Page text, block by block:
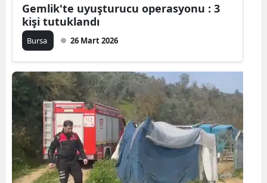
Gemlik'te uyuşturucu operasyonu : 3
kişi tutuklandı
Bursa 26 Mart 2026